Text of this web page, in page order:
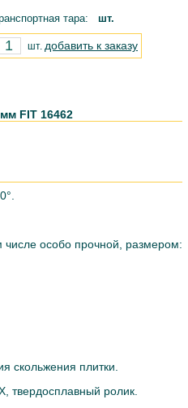
тара: шт.
шт. добавить к заказу
FIT 16462
числе особо прочной, размером:
скольжения плитки.
твердосплавный ролик.